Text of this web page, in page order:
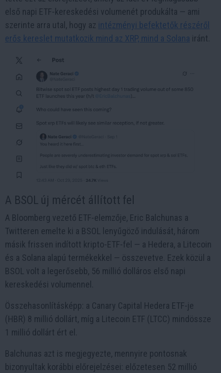
első napi ETF-kereskedési volumenét produkálta — ami
szerinte arra utal, hogy az intézményi befektetők részéről
erős kereslet mutatkozik mind az XRP, mind a Solana iránt.
A BSOL új mércét állított fel
A Bloomberg vezető ETF-elemzője, Eric Balchunas a
Twitteren emelte ki a BSOL lenyűgöző indulását, három
másik frissen indított kripto-ETF-fel — a Hedera, a Litecoin
és a Solana alapú termékekkel — összevetve. Ezek közül a
BSOL volt a legerősebb, 56 millió dolláros első napi
kereskedési volumennel.
Összehasonlításképp: a Canary Capital Hedera ETF-je
(HBR) 8 millió dollárt, míg a Litecoin ETF (LTCC) mindössze
1 millió dollárt ért el.
Balchunas azt is megjegyezte, mennyire pontosnak
bizonyultak korábbi előrejelzései: előzetesen 52 millió